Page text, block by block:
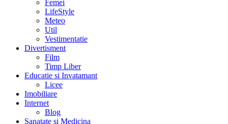
Femei
LifeStyle
Meteo
Util
Vestimentatie
Divertisment
Film
Timp Liber
Educatie si Invatamant
Licee
Imobiliare
Internet
Blog
Sanatate si Medicina